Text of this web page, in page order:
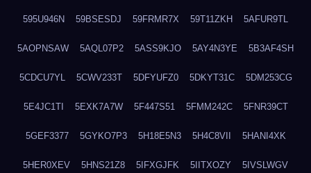
595U946N 59BSESDJ 59FRMR7X 59T11ZKH 5AFUR9TL
5AOPNSAW 5AQL07P2 5ASS9KJO 5AY4N3YE 5B3AF4SH
5CDCU7YL 5CWV233T 5DFYUFZ0 5DKYT31C 5DM253CG
5E4JC1TI 5EXK7A7W 5F447S51 5FMM242C 5FNR39CT
5GEF3377 5GYKO7P3 5H18E5N3 5H4C8VII 5HANI4XK
5HER0XEV 5HNS21Z8 5IFXGJFK 5IITXOZY 5IVSLWGV